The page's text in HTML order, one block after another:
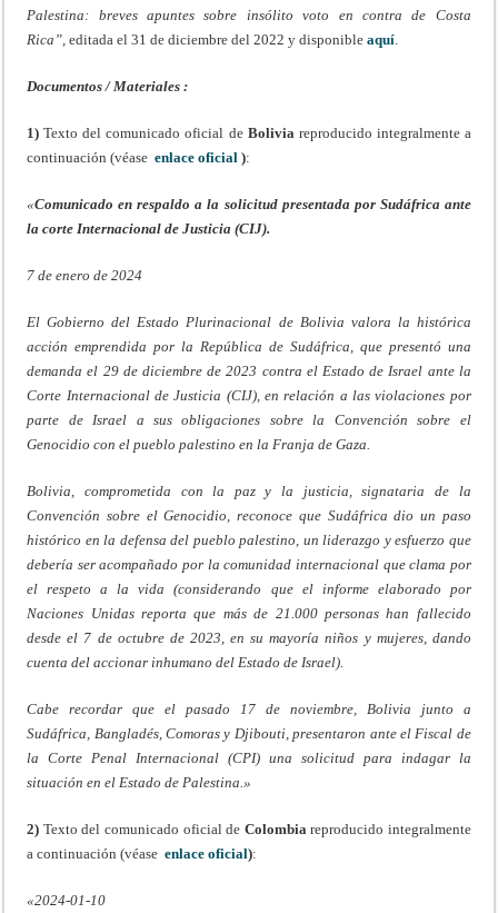
Palestina: breves apuntes sobre insólito voto en contra de Costa
Rica”,editada el 31 de diciembre del 2022 y disponibleaquí
Documentos / Materiales :
1) Texto del comunicado oficial de Bolivia reproducido integralmente a
continuación (véaseenlace oficial ):
«Comunicado en respaldo a la solicitud presentada por Sudáfrica ante
la corte Internacional de Justicia (CIJ).
7 de enero de 2024
El Gobierno del Estado Plurinacional de Bolivia valora la histórica
acción emprendida por la República de Sudáfrica, que presentó una
demanda el 29 de diciembre de 2023 contra el Estado de Israel ante la
Corte Internacional de Justicia (CIJ), en relación a las violaciones por
parte de Israel a sus obligaciones sobre la Convención sobre el
Genocidio con el pueblo palestino en la Franja de Gaza.
Bolivia, comprometida con la paz y la justicia, signataria de la
Convención sobre el Genocidio, reconoce que Sudáfrica dio un paso
histórico en la defensa del pueblo palestino, un liderazgo y esfuerzo que
debería ser acompañado por la comunidad internacional que clama por
el respeto a la vida (considerando que el informe elaborado por
Naciones Unidas reporta que más de 21.000 personas han fallecido
desde el 7 de octubre de 2023, en su mayoría niños y mujeres, dando
cuenta del accionar inhumano del Estado de Israel).
Cabe recordar que el pasado 17 de noviembre, Bolivia junto a
Sudáfrica, Bangladés, Comoras y Djibouti, presentaron ante el Fiscal de
la Corte Penal Internacional (CPI) una solicitud para indagar la
situación en el Estado de Palestina.»
2) Texto del comunicado oficial de Colombia reproducido integralmente
a continuación (véaseenlace oficial):
«2024-01-10